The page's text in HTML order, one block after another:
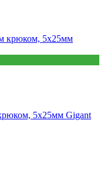
5x25мм Gigant